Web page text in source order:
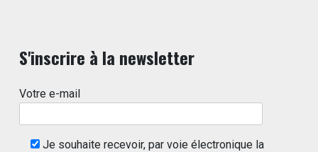
S'inscrire à la newsletter
Votre e-mail
Je souhaite recevoir, par voie électronique la